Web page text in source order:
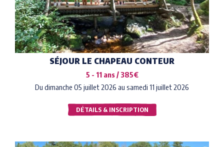
SÉJOUR LE CHAPEAU CONTEUR
5 - 11 ans / 385€
Du dimanche 05 juillet 2026 au samedi 11 juillet 2026
DÉTAILS & INSCRIPTION